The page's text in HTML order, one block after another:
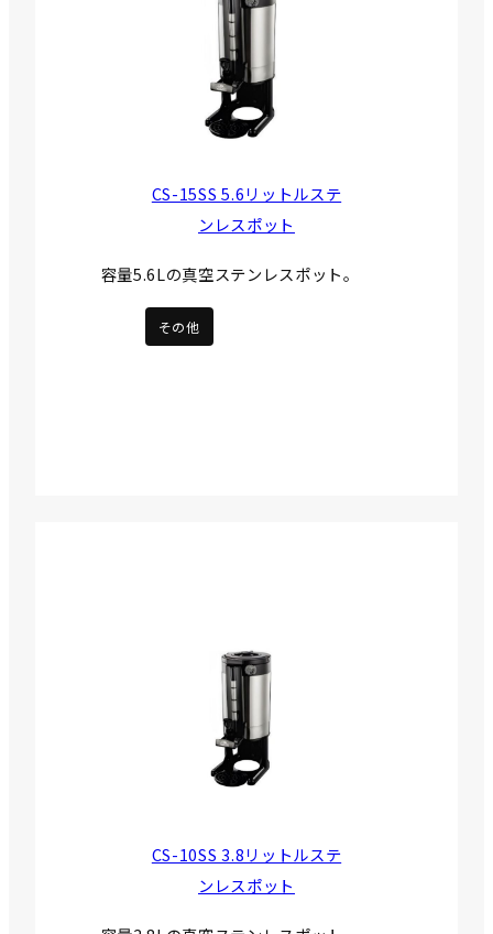
CS-15SS 5.6リットルステ
ンレスポット
容量5.6Lの真空ステンレスポット。
その他
CS-10SS 3.8リットルステ
ンレスポット